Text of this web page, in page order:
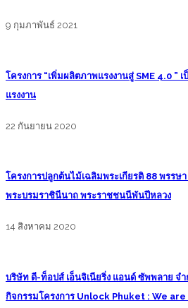
9 กุมภาพันธ์ 2021
โครงการ “เพิ่มผลิตภาพแรงงานสู่ SME 4.0 ”
แรงงาน
22 กันยายน 2020
โครงการปลูกต้นไม้เฉลิมพระเกียรติ 88 พรรษ
พระบรมราชินีนาถ พระราชชนนีพันปีหลวง
14 สิงหาคม 2020
บริษัท ดี-ท็อปส์ เอ็นจิเนียริ่ง แอนด์ ซัพพลาย จ
กิจกรรมโครงการ Unlock Phuket : We